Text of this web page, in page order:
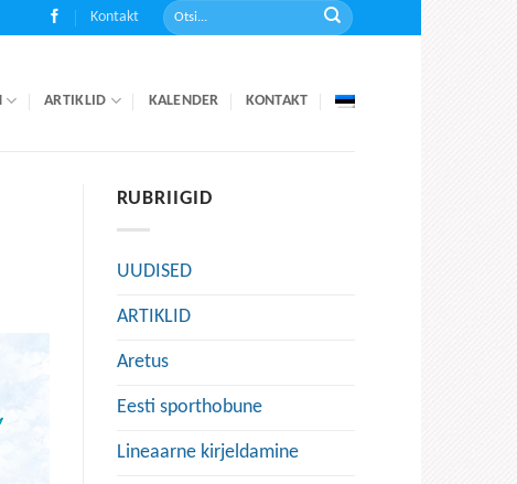
Kontakt
ARTIKLID KALENDER KONTAKT
RUBRIIGID
UUDISED
ARTIKLID
Aretus
Eesti sporthobune
Lineaarne kirjeldamine